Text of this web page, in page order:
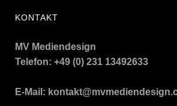
KONTAKT
MV Mediendesign
Telefon: +49 (0) 231 13492633
E-Mail: